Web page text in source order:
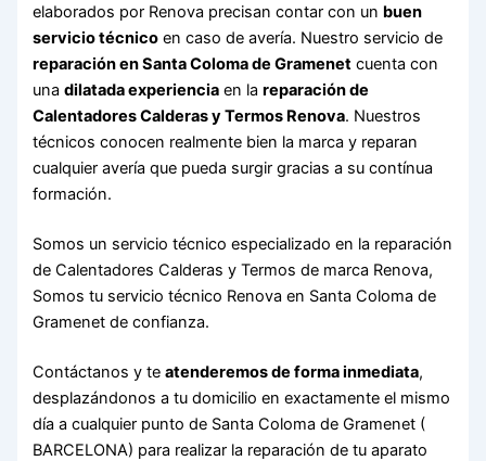
elaborados por Renova precisan contar con un buen
servicio técnico en caso de avería. Nuestro servicio de
reparación en Santa Coloma de Gramenet cuenta con
unadilatada experiencia en lareparación de
Calentadores Calderas y Termos Renova. Nuestros
técnicos conocen realmente bien la marca y reparan
cualquier avería que pueda surgir gracias a su contínua
formación.
Somos un servicio técnico especializado en la reparación
de Calentadores Calderas y Termos de marca Renova,
Somos tu servicio técnico Renova en Santa Coloma de
Gramenet de confianza.
Contáctanos y teatenderemos de forma inmediata,
desplazándonos a tu domicilio en exactamente el mismo
día a cualquier punto de Santa Coloma de Gramenet (
BARCELONA) para realizar la reparación de tu aparato